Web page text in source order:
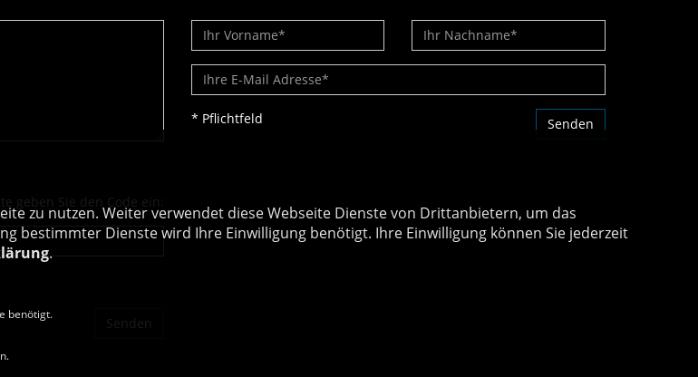
geben Sie den Code ein:
* Pflichtfeld
zu nutzen. Weiter verwendet diese Webseite Dienste von Drittanbietern, um das
bestimmter Dienste wird Ihre Einwilligung benötigt. Ihre Einwilligung können Sie jederzeit
.
benötigt.